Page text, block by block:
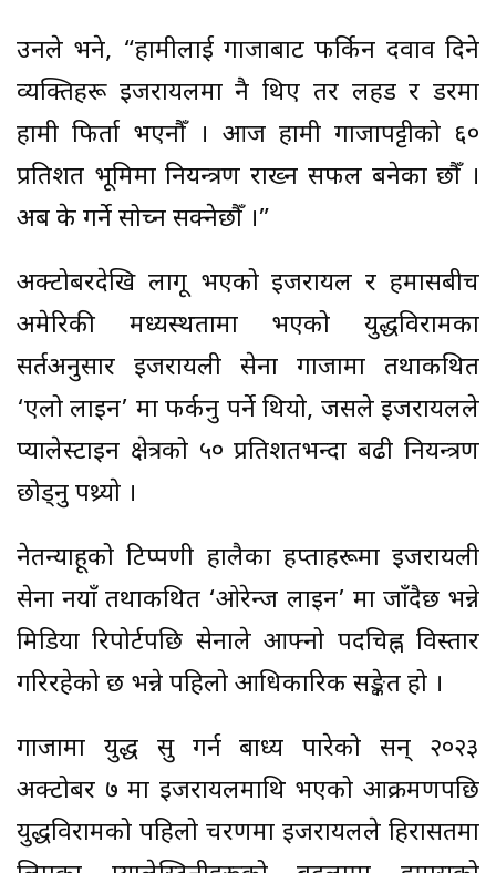
उनले भने, “हामीलाई गाजाबाट फर्किन दवाव दिने
व्यक्तिहरू इजरायलमा नै थिए तर लहड र डरमा
हामी फिर्ता भएनौँ । आज हामी गाजापट्टीको ६०
प्रतिशत भूमिमा नियन्त्रण राख्न सफल बनेका छौँ ।
अब के गर्ने सोच्न सक्नेछौँ ।”
अक्टोबरदेखि लागू भएको इजरायल र हमासबीच
अमेरिकी मध्यस्थतामा भएको युद्धविरामका
सर्तअनुसार इजरायली सेना गाजामा तथाकथित
‘एलो लाइन’ मा फर्कनु पर्ने थियो, जसले इजरायलले
प्यालेस्टाइन क्षेत्रको ५० प्रतिशतभन्दा बढी नियन्त्रण
छोड्नु पथ्र्याे ।
नेतन्याहूको टिप्पणी हालैका हप्ताहरूमा इजरायली
सेना नयाँ तथाकथित ‘ओरेन्ज लाइन’ मा जाँदैछ भन्ने
मिडिया रिपोर्टपछि सेनाले आफ्नो पदचिह्न विस्तार
गरिरहेको छ भन्ने पहिलो आधिकारिक सङ्केत हो ।
गाजामा युद्ध सुरु गर्न बाध्य पारेको सन् २०२३
अक्टोबर ७ मा इजरायलमाथि भएको आक्रमणपछि
युद्धविरामको पहिलो चरणमा इजरायलले हिरासतमा